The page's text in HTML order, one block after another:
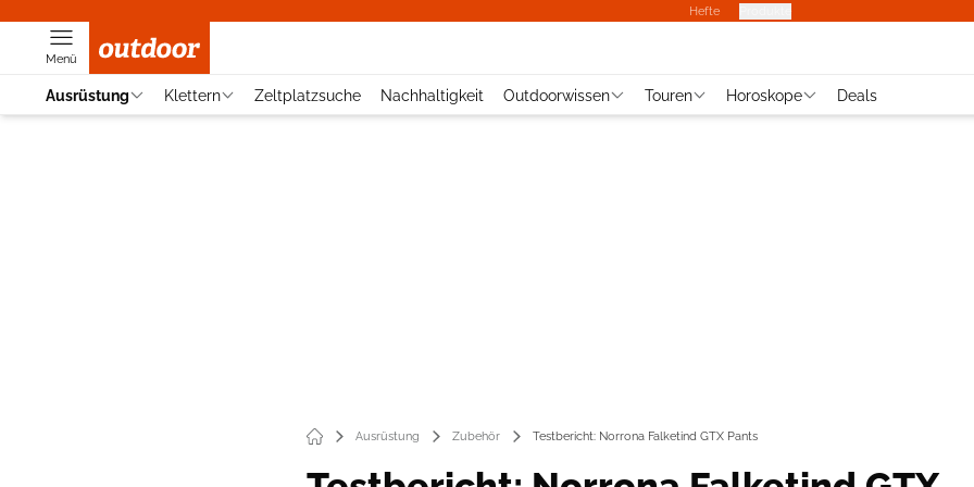
Hefte
Menü
Ausrüstung Klettern Zeltplatzsuche Nachhaltigkeit Outdoorwissen Touren Horoskope Deals
Ausrüstung Zubehör Testbericht: Norrona Falketind GTX Pants